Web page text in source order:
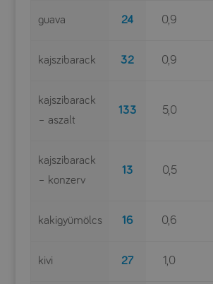
guava 24 0,9
kajszibarack 32 0,9
kajszibarack
– aszalt
133 5,0
kajszibarack
– konzerv
13 0,5
kakigyümölcs 16 0,6
kivi 27 1,0